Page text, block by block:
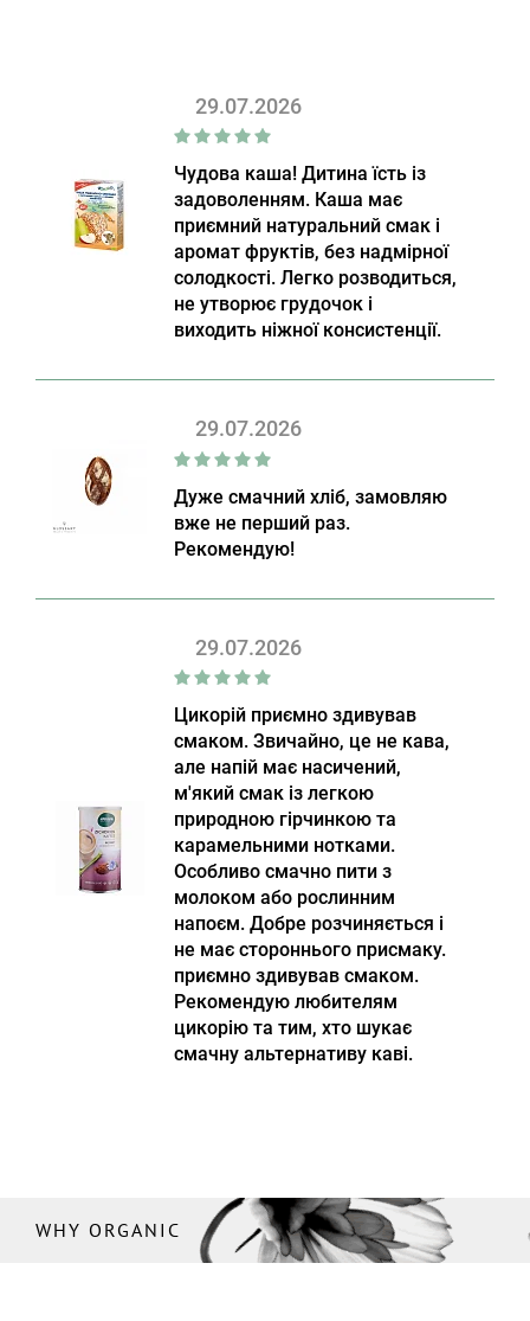
29.07.2026
Чудова каша! Дитина їсть із
задоволенням. Каша має
приємний натуральний смак і
аромат фруктів, без надмірної
солодкості. Легко розводиться,
не утворює грудочок і
виходить ніжної консистенції.
29.07.2026
Дуже смачний хліб, замовляю
вже не перший раз.
Рекомендую!
29.07.2026
Цикорій приємно здивував
смаком. Звичайно, це не кава,
але напій має насичений,
м'який смак із легкою
природною гірчинкою та
карамельними нотками.
Особливо смачно пити з
молоком або рослинним
напоєм. Добре розчиняється і
не має стороннього присмаку.
приємно здивував смаком.
Рекомендую любителям
цикорію та тим, хто шукає
смачну альтернативу каві.
WHY ORGANIC